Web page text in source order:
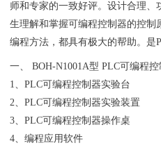
师和专家的一致好评。设计合理
生理解和掌握可编程控制器的控制
编程方法，都具有极大的帮助。是
一、 BOH-N1001A型 PLC可编程
1、PLC可编程控制器实验台
2、PLC可编程控制器实验装置
3、PLC可编程控制器操作桌
4、编程应用软件